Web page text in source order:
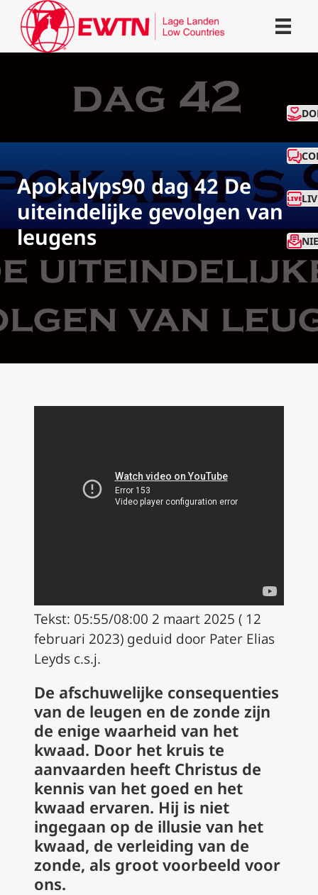
Apokalyps90 dag 42 De
uiteindelijke gevolgen van
leugens
Tekst: 05:55/08:00 2 maart 2025 ( 12
februari 2023) geduid door Pater Elias
Leyds c.s.j.
De afschuwelijke consequenties
van de leugen en de zonde zijn
de enige waarheid van het
kwaad. Door het kruis te
aanvaarden heeft Christus de
kennis van het goed en het
kwaad ervaren. Hij is niet
ingegaan op de illusie van het
kwaad, de verleiding van de
zonde, als groot voorbeeld voor
ons.